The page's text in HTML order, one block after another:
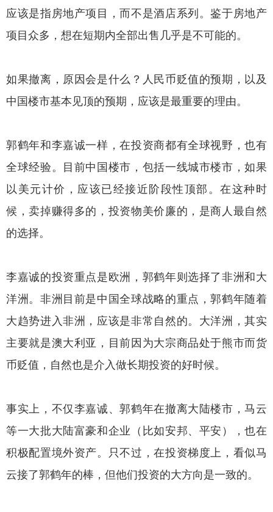
应该是指房地产项目，而不是酒店系列。鉴于房地产
项目众多，想在短期内全部出售几乎是不可能的。
如果撤离，原因会是什么？人民币贬值的预期，以及
中国楼市基本见顶的预期，应该是最重要的理由。
郭鹤年和李嘉诚一样，在投资商都有全球视野，也有
全球经验。目前中国楼市，包括一线城市楼市，如果
以美元计价，应该已经接近阶段性顶部。在这种时
候，卖掉赚得多的，投资物美价廉的，是商人最自然
的选择。
李嘉诚的投资重点是欧洲，郭鹤年则选择了非洲和大
洋洲。非洲目前是中国全球战略的重点，郭鹤年随着
大趋势进入非洲，应该是非常自然的。大洋洲，其实
主要就是澳大利亚，目前因为大宗商品处于熊市而货
币贬值，自然也是介入做长期投资的好时候。
事实上，不仅李嘉诚、郭鹤年在撤离大陆楼市，马云
等一大批大陆富豪和企业（比如安邦、平安），也在
积极配置境外资产。只不过，在投资梯度上，看似马
云接了郭鹤年的棒，但他们投资的大方向是一致的。